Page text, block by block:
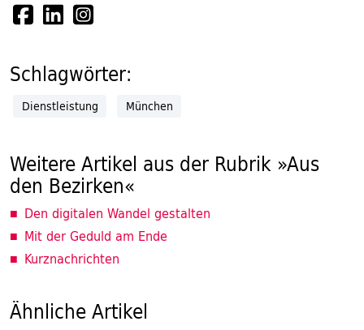
Schlagwörter:
Dienstleistung München
Weitere Artikel aus der Rubrik »Aus
den Bezirken«
Den digitalen Wandel gestalten
Mit der Geduld am Ende
Kurznachrichten
Ähnliche Artikel